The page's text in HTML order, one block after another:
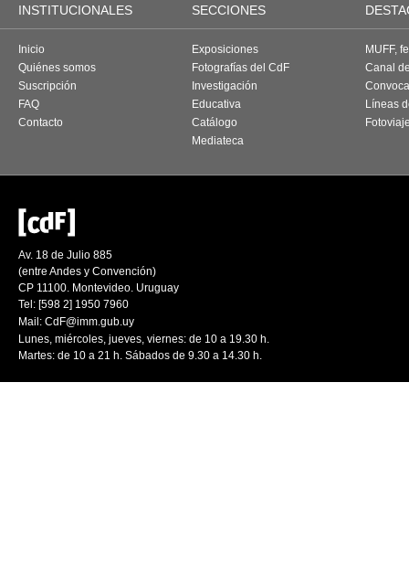
INSTITUCIONALES SECCIONES
Inicio
Quiénes somos
Suscripción
FAQ
Contacto
Exposiciones
Fotografías del CdF
Investigación
Educativa
Catálogo
Mediateca
MUFF,
Canal
Líneas
Av. 18 de Julio 885
(entre Andes y Convención)
CP 11100. Montevideo. Uruguay
Tel: [598 2] 1950 7960
Mail: CdF@imm.gub.uy
Lunes, miércoles, jueves, viernes: de 10 a 19.30 h.
Martes: de 10 a 21 h. Sábados de 9.30 a 14.30 h.